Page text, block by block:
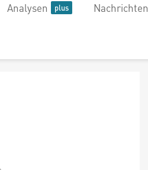
Analysen Nachrichten